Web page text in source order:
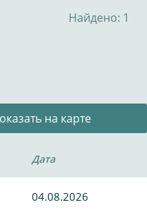
Найдено: 1
на карте
Дата
04.08.2026